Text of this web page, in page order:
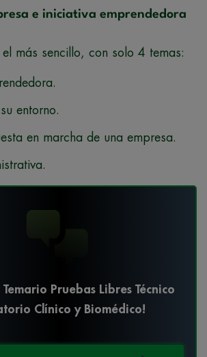
e iniciativa emprendedora
más sencillo, con solo 4 temas:
entorno.
en marcha de una empresa.
Temario Pruebas Libres Técnico
Clínico y Biomédico!